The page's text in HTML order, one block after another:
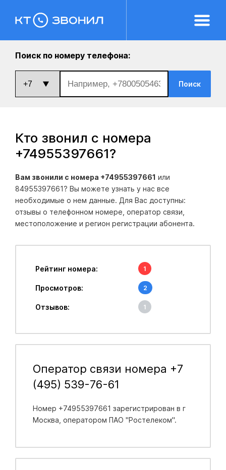
Поиск по номеру телефона:
Поиск
Кто звонил с номера
+74955397661?
Вам звонили с номера +74955397661 или
84955397661? Вы можете узнать у нас все
необходимые о нем данные. Для Вас доступны:
отзывы о телефонном номере, оператор связи,
местоположение и регион регистрации абонента.
Рейтинг номера: 1
Просмотров: 2
Отзывов: 1
Оператор связи номера +7
(495) 539-76-61
Номер +74955397661 зарегистрирован в г
Москва , оператором ПАО "Ростелеком".